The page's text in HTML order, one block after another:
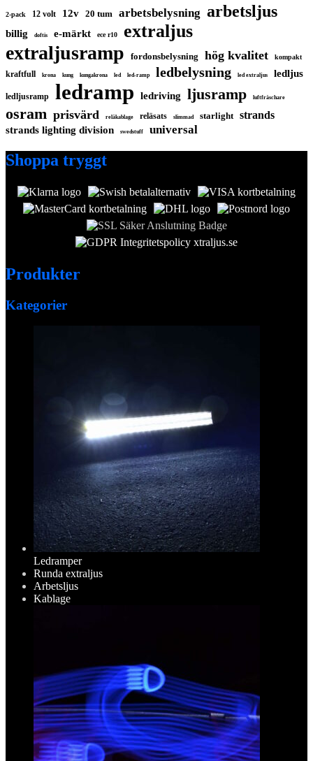
2-pack 12 volt 12v 20 tum arbetsbelysning arbetsljus
billig doftis e-märkt ece r10 extraljus
extraljusramp fordonsbelysning hög kvalitet kompakt
kraftfull krona kung kungakrona led led-ramp ledbelysning led extraljus ledljus
ledljusramp ledramp ledriving ljusramp luftfräschare
osram prisvärd reläkablage reläsats slimmad starlight strands
strands lighting division swedstuff universal
Shoppa tryggt
Produkter
Kategorier
Ledramper
Runda extraljus
Arbetsljus
Kablage